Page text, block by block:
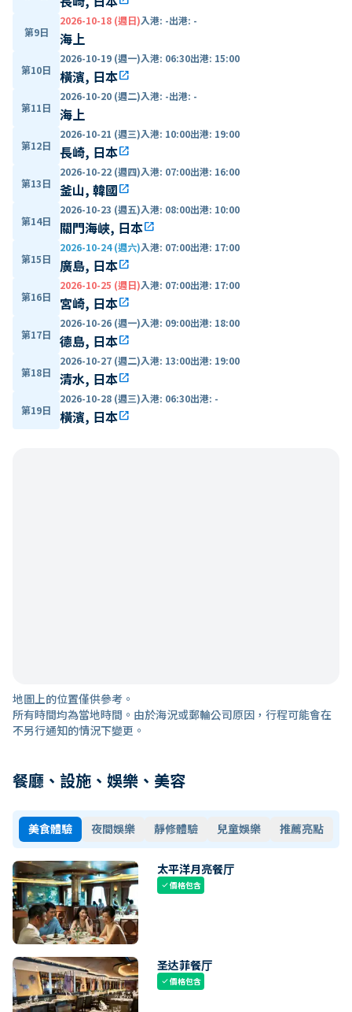
第9日
2026-10-18 (週日)入港: -出港: -
海上
第10日
2026-10-19 (週一)入港: 06:30出港: 15:00
橫濱, 日本open_in_new
第11日
2026-10-20 (週二)入港: -出港: -
海上
第12日
2026-10-21 (週三)入港: 10:00出港: 19:00
長崎, 日本open_in_new
第13日
2026-10-22 (週四)入港: 07:00出港: 16:00
釜山, 韓國open_in_new
第14日
2026-10-23 (週五)入港: 08:00出港: 10:00
關門海峽, 日本open_in_new
第15日
2026-10-24 (週六)入港: 07:00出港: 17:00
廣島, 日本open_in_new
第16日
2026-10-25 (週日)入港: 07:00出港: 17:00
宮崎, 日本open_in_new
第17日
2026-10-26 (週一)入港: 09:00出港: 18:00
德島, 日本open_in_new
第18日
2026-10-27 (週二)入港: 13:00出港: 19:00
清水, 日本open_in_new
第19日
2026-10-28 (週三)入港: 06:30出港: -
橫濱, 日本open_in_new
地圖上的位置僅供參考。
所有時間均為當地時間。由於海況或郵輪公司原因，行程可能會在
不另行通知的情況下變更。
餐廳、設施、娛樂、美容
美食體驗 夜間娛樂 靜修體驗 兒童娛樂 推薦亮點
太平洋月亮餐厅
check價格包含
圣达菲餐厅
check價格包含